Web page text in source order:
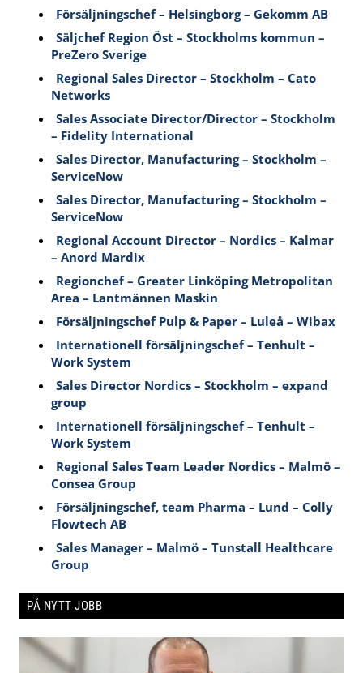
Försäljningschef – Helsingborg – Gekomm AB
Säljchef Region Öst – Stockholms kommun –
PreZero Sverige
Regional Sales Director – Stockholm – Cato
Networks
Sales Associate Director/Director – Stockholm
– Fidelity International
Sales Director, Manufacturing – Stockholm –
ServiceNow
Sales Director, Manufacturing – Stockholm –
ServiceNow
Regional Account Director – Nordics – Kalmar
– Anord Mardix
Regionchef – Greater Linköping Metropolitan
Area – Lantmännen Maskin
Försäljningschef Pulp & Paper – Luleå – Wibax
Internationell försäljningschef – Tenhult –
Work System
Sales Director Nordics – Stockholm – expand
group
Internationell försäljningschef – Tenhult –
Work System
Regional Sales Team Leader Nordics – Malmö –
Consea Group
Försäljningschef, team Pharma – Lund – Colly
Flowtech AB
Sales Manager – Malmö – Tunstall Healthcare
Group
PÅ NYTT JOBB